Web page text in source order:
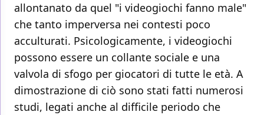
allontanato da quel "i videogiochi fanno male"
che tanto imperversa nei contesti poco
acculturati. Psicologicamente, i videogiochi
possono essere un collante sociale e una
valvola di sfogo per giocatori di tutte le età. A
dimostrazione di ciò sono stati fatti numerosi
studi, legati anche al difficile periodo che